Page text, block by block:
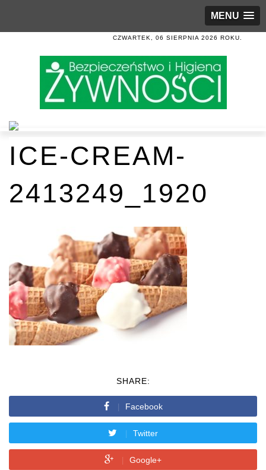
MENU
CZWARTEK, 06 SIERPNIA 2026 ROKU.
ICE-CREAM-
2413249_1920
SHARE:
Facebook
Twitter
Google+